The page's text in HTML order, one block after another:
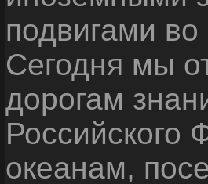
подвигами
Сегодня мы
дорогам
океанам,